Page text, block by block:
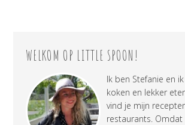
WELKOM OP LITTLE SPOON!
Ik ben Stefanie en
koken en lekker
vind je mijn
restaurants.